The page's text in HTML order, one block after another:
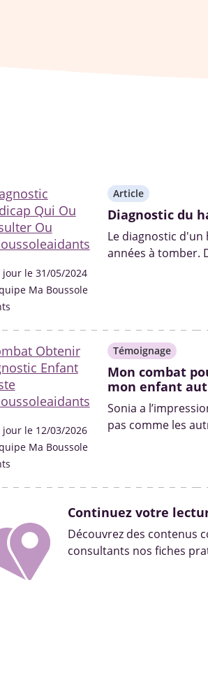
jour le 31/05/2024
Ma Boussole
Article
Diagnostic du
Le diagnostic
années à tomber.
jour le 12/03/2026
Ma Boussole
Témoignage
Mon combat
mon enfant
Sonia a
pas comme les
Continuez votre
Découvrez des contenus
consultants nos fiches